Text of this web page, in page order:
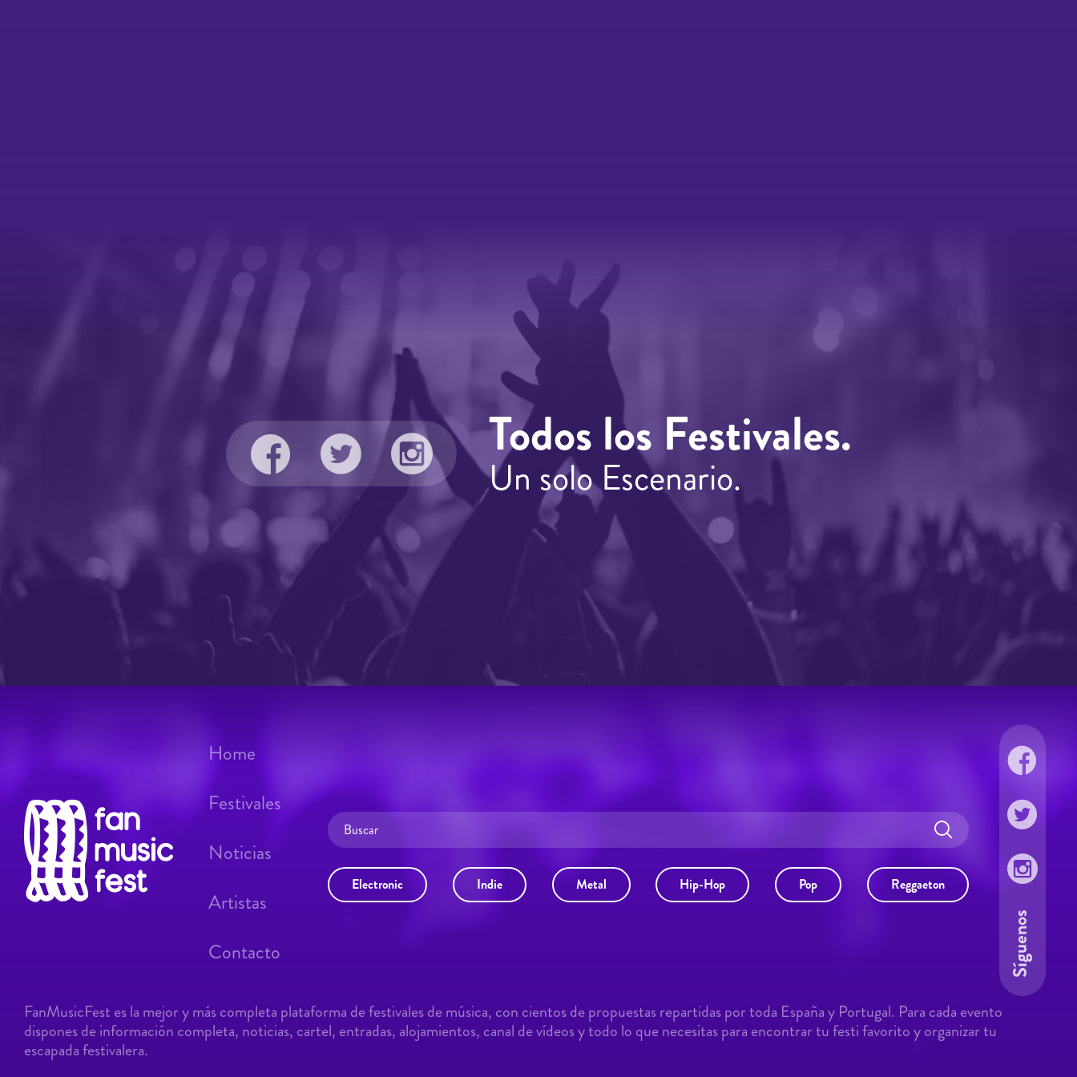
Todos los Festivales.
Un solo Escenario.
Electronic Indie Metal Hip-Hop Pop Reggaeton
Home
Festivales
Noticias
Artistas
Contacto
Síguenos
FanMusicFest es la mejor y más completa plataforma de festivales de música, con cientos de propuestas repartidas por toda España y Portugal. Para cada evento
dispones de información completa, noticias, cartel, entradas, alojamientos, canal de vídeos y todo lo que necesitas para encontrar tu festi favorito y organizar tu
escapada festivalera.